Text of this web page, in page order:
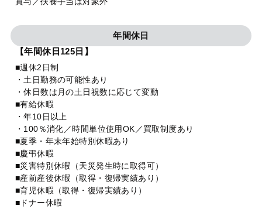
年間休日
【年間休日125日】
■週休2日制
・土日勤務の可能性あり
・休日数は月の土日祝数に応じて変動
■有給休暇
・年10日以上
・100％消化／時間単位使用OK／買取制度あり
■夏季・年末年始特別休暇あり
■慶弔休暇
■災害特別休暇（天災発生時に取得可）
■産前産後休暇（取得・復帰実績あり）
■育児休暇（取得・復帰実績あり）
■ドナー休暇